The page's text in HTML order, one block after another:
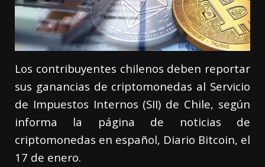
Los contribuyentes chilenos deben reportar
sus ganancias de criptomonedas al Servicio
de Impuestos Internos (SII) de Chile, según
informa la página de noticias de
criptomonedas en español, Diario Bitcoin, el
17 de enero.